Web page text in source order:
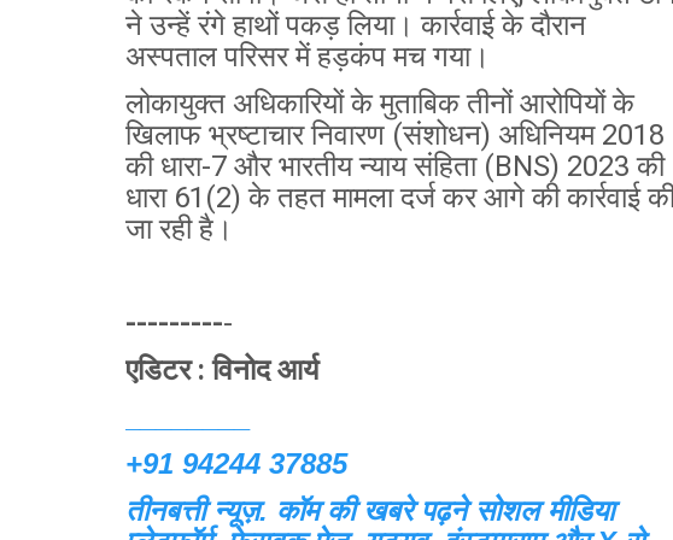
ने उन्हें रंगे हाथों पकड़ लिया। कार्रवाई के दौरान
अस्पताल परिसर में हड़कंप मच गया।
लोकायुक्त अधिकारियों के मुताबिक तीनों आरोपियों के
खिलाफ भ्रष्टाचार निवारण (संशोधन) अधिनियम 2018
की धारा-7 और भारतीय न्याय संहिता (BNS) 2023 की
धारा 61(2) के तहत मामला दर्ज कर आगे की कार्रवाई
जा रही है।
----------
एडिटर : विनोद आर्य
+91 94244 37885
तीनबत्ती न्यूज़. कॉम की खबरे पढ़नेसोशल मीडिया